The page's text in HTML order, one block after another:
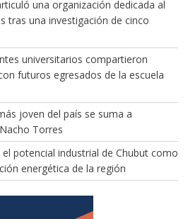
una organización dedicada al
tras una investigación de cinco
universitarios compartieron
futuros egresados de la escuela
joven del país se suma a
Torres
potencial industrial de Chubut como
energética de la región